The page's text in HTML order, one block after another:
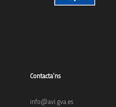
Contacta’ns
info@avi.gva.es